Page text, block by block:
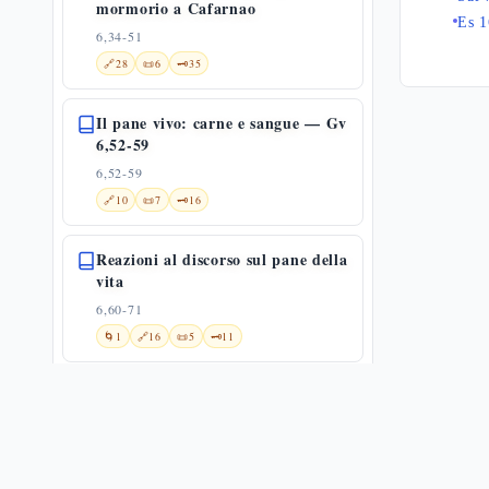
mormorio a Cafarnao
6,34-51
🔗28 📜6 🗝️35
Il pane vivo: carne e sangue — Gv
6,52-59
6,52-59
🔗10 📜7 🗝️16
Reazioni al discorso sul pane della
vita
6,60-71
🌀 1 🔗16 📜5 🗝️11
Es